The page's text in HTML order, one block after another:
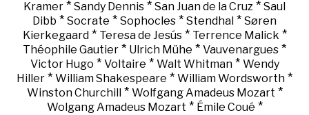
Kramer * Sandy Dennis * San Juan de la Cruz * Saul
Dibb * Socrate * Sophocles * Stendhal * Søren
Kierkegaard* Teresa de Jesús* Terrence Malick *
Théophile Gautier * Ulrich Mühe * Vauvenargues *
Victor Hugo * Voltaire * Walt Whitman* Wendy
Hiller * William Shakespeare * William Wordsworth *
Winston Churchill * Wolfgang Amadeus Mozart *
Wolgang Amadeus Mozart * Émile Coué *